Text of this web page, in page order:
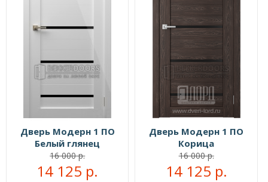
Дверь Модерн 1 ПО
Белый глянец
16 000 р.
14 125 р.
Дверь Модерн 1 ПО
Корица
16 000 р.
14 125 р.